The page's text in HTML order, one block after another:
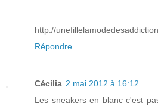
http://
Répondre
Cécilia 2 mai 2012 à 16:12
Les sneakers en blanc c'est